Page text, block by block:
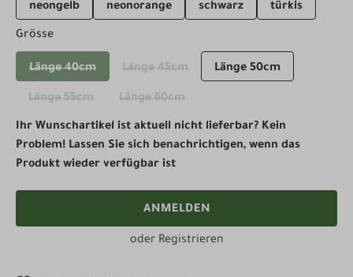
neongelb neonorange schwarz türkis
Grösseauswählen
Länge 40cm
(Diese Option ist zurzeit nicht verfügbar.)
Länge 45cm
(Diese Option ist zurzeit nicht
Länge 50cm
Länge 55cm Länge 60cm
Ihr Wunschartikel ist aktuell nicht lieferbar? Kein
Problem! Lassen Sie sich benachrichtigen, wenn das
Produkt wieder verfügbar ist
ANMELDEN
oder Registrieren